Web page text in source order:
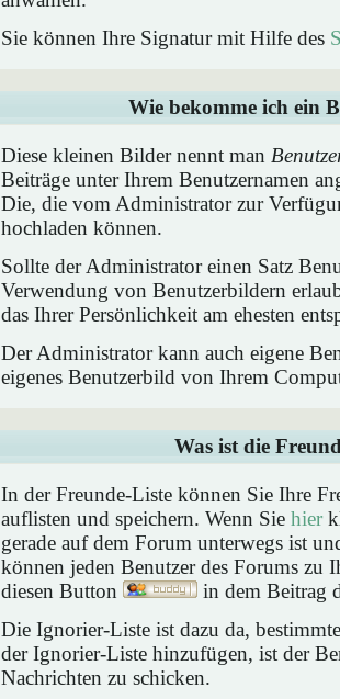
Sie können Ihre Signatur mit Hilfe des
Wie bekomme ich ein
Diese kleinen Bilder nennt man
Beiträge unter Ihrem Benutzernamen
Die, die vom Administrator zur
hochladen können.
Sollte der Administrator einen Satz
Verwendung von Benutzerbildern
das Ihrer Persönlichkeit am ehesten
Der Administrator kann auch eigene
eigenes Benutzerbild von Ihrem
Was ist die
In der Freunde-Liste können Sie Ihre
auflisten und speichern. Wenn Sie hier
gerade auf dem Forum unterwegs ist
können jeden Benutzer des Forums zu
diesen Button
in dem Beitrag
Die Ignorier-Liste ist dazu da,
der Ignorier-Liste hinzufügen, ist der
Nachrichten zu schicken.